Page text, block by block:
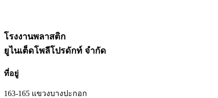
โรงงานพลาสติก
ยูไนเต็ดโพลีโปรดักท์ จำกัด
ที่อยู่
163-165 แขวงบางปะกอก